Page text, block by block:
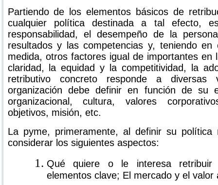
Partiendo de los elementos básicos de
cualquier política destinada a tal efecto,
responsabilidad, el desempeño de la
resultados y las competencias y, teniendo
medida, otros factores igual de importantes en
claridad, la equidad y la competitividad, la
retributivo concreto responde a diversas
organización debe definir en función de su
organizacional, cultura, valores
objetivos, misión, etc.
La pyme, primeramente, al definir su política
considerar los siguientes aspectos:
Qué quiere o le interesa
elementos clave; El mercado y el valor